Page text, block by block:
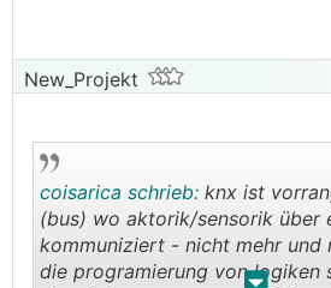
New_Projekt
coisarica schrieb: knx ist
(bus) wo aktorik/sensorik über
kommuniziert - nicht mehr und
die programierung von logiken